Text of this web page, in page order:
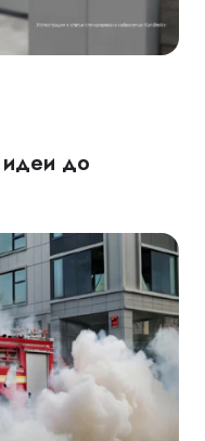
идеи до